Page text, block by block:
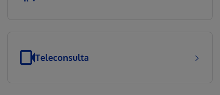
Teleconsulta